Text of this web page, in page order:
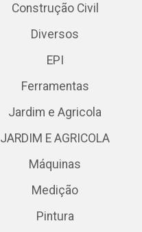
Construção Civil
Diversos
EPI
Ferramentas
Jardim e Agricola
JARDIM E AGRICOLA
Máquinas
Medição
Pintura